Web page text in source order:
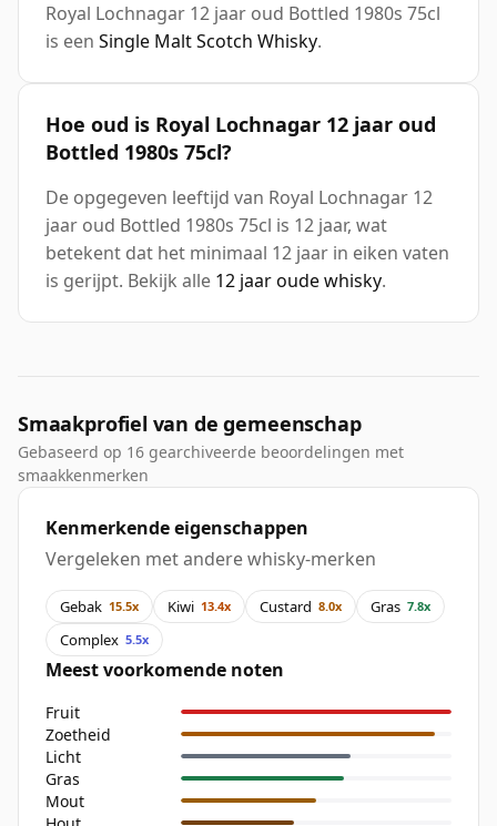
Royal Lochnagar 12 jaar oud Bottled 1980s 75cl
is een Single Malt Scotch Whisky.
Hoe oud is Royal Lochnagar 12 jaar oud
Bottled 1980s 75cl?
De opgegeven leeftijd van Royal Lochnagar 12
jaar oud Bottled 1980s 75cl is 12 jaar, wat
betekent dat het minimaal 12 jaar in eiken vaten
is gerijpt. Bekijk alle 12 jaar oude whisky.
Smaakprofiel van de gemeenschap
Gebaseerd op 16 gearchiveerde beoordelingen met
smaakkenmerken
Kenmerkende eigenschappen
Vergeleken met andere whisky-merken
Gebak 15.5x Kiwi 13.4x Custard 8.0x Gras 7.8x
Complex 5.5x
Meest voorkomende noten
Fruit
Zoetheid
Licht
Gras
Mout